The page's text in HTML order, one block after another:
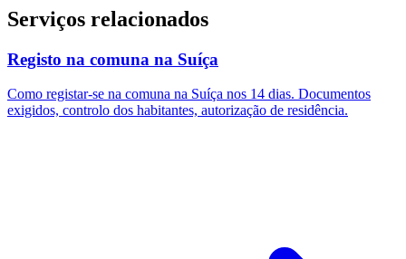
Serviços relacionados
Registo na comuna na Suíça
Como registar-se na comuna na Suíça nos 14 dias. Documentos
exigidos, controlo dos habitantes, autorização de residência.